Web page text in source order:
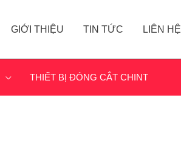
GIỚI THIỆU TIN TỨC LIÊN HỆ
THIẾT BỊ ĐÓNG CẮT CHINT